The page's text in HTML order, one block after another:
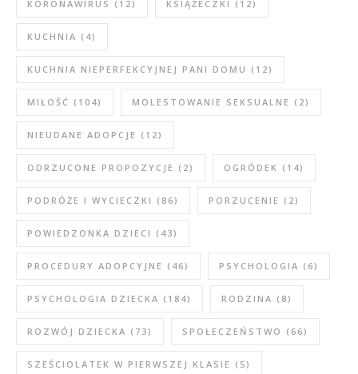
KORONAWIRUS (12) KSIĄŻECZKI (12)
KUCHNIA (4)
KUCHNIA NIEPERFEKCYJNEJ PANI DOMU (12)
MIŁOŚĆ (104) MOLESTOWANIE SEKSUALNE (2)
NIEUDANE ADOPCJE (12)
ODRZUCONE PROPOZYCJE (2) OGRÓDEK (14)
PODRÓŻE I WYCIECZKI (86) PORZUCENIE (2)
POWIEDZONKA DZIECI (43)
PROCEDURY ADOPCYJNE (46) PSYCHOLOGIA (6)
PSYCHOLOGIA DZIECKA (184) RODZINA (8)
ROZWÓJ DZIECKA (73) SPOŁECZEŃSTWO (66)
SZEŚCIOLATEK W PIERWSZEJ KLASIE (5)